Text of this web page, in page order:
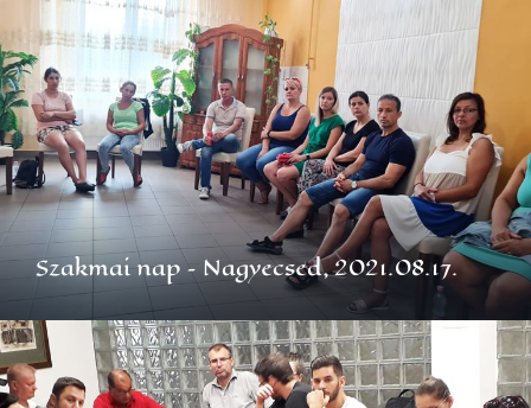
Szakmai nap – Nagyecsed, 2021.08.17.